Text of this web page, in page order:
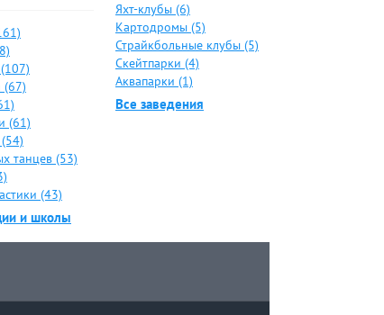
(67)
(61)
танцев (53)
(43)
и школы
Яхт-клубы (6)
Картодромы (5)
Страйкбольные клубы (5)
Скейтпарки (4)
Аквапарки (1)
Все заведения